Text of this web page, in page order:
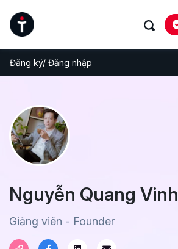
Đăng ký/ Đăng nhập
Nguyễn Quang Vinh
Giảng viên - Founder